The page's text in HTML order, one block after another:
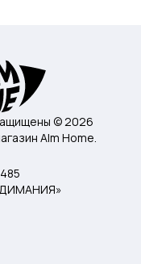
© 2026
Alm Home.